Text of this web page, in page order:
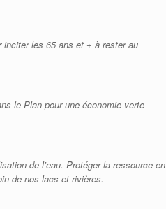
les 65 ans et + à rester au
le Plan pour une économie verte
de l’eau. Protéger la ressource en
de nos lacs et rivières.